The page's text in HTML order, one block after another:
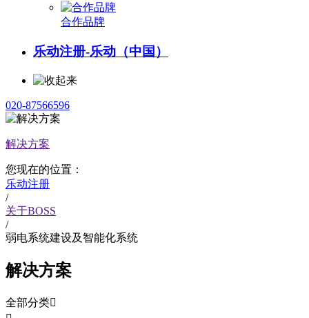
合作品牌
乐动注册-乐动（中国）
020-87566596
解决方案
您现在的位置：
乐动注册
/
关于BOSS
/
弱电系统建设及智能化系统
解决方案
全部分类